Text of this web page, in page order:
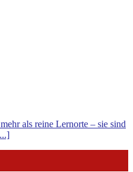
als reine Lernorte – sie sind